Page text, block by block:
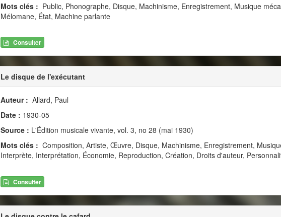
Mots clés : Public, Phonographe, Disque, Machinisme, Enregistrement, Musique
Mélomane, État, Machine parlante
Consulter
Le disque de l'exécutant
Auteur : Allard, Paul
Date : 1930-05
Source : L'Édition musicale vivante, vol. 3, no 28 (mai 1930)
Mots clés : Composition, Artiste, Œuvre, Disque, Machinisme, Enregistrement,
Interprète, Interprétation, Économie, Reproduction, Création, Droits d'auteur,
Consulter